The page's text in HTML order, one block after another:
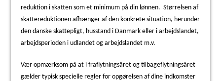
reduktion i skatten som et minimum på din lønnen. Størrelsen af
skattereduktionen afhænger af den konkrete situation, herunder
den danske skattepligt, husstand i Danmark eller i arbejdslandet,
arbejdsperioden i udlandet og arbejdslandet m.v.
Vær opmærksom på at i fraflytningsåret og tilbageflytningsåret
gælder typisk specielle regler for opgørelsen af dine indkomster